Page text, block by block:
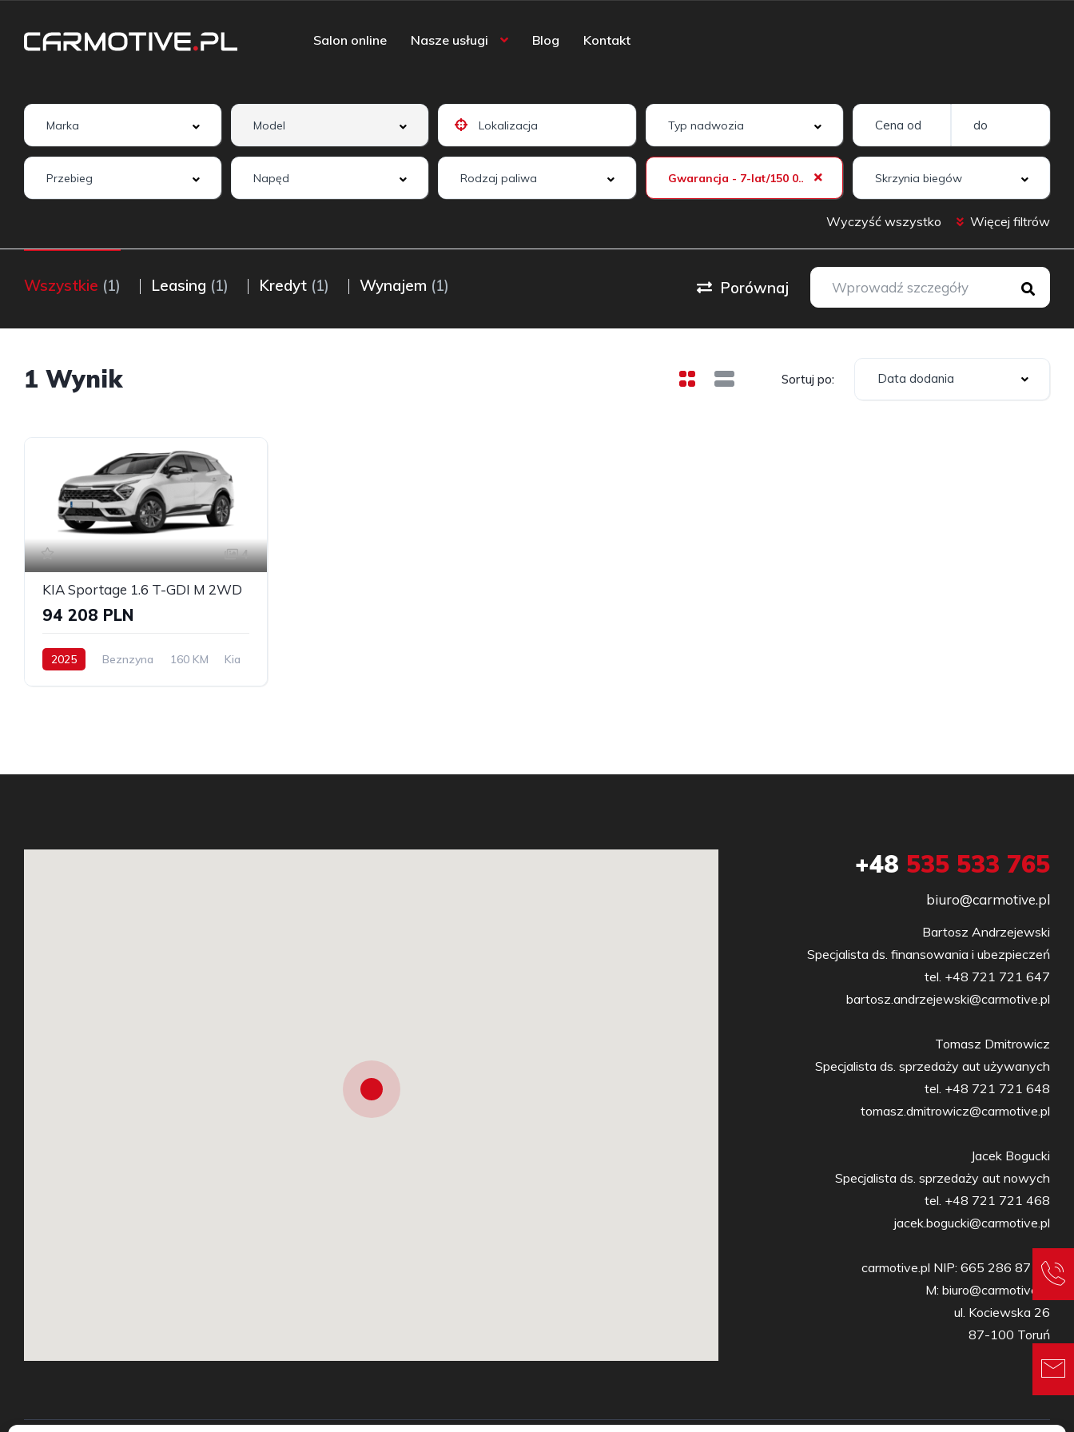
Salon online Nasze usługi Blog Kontakt
Gwarancja - 7-lat/150 000 km
Wyczyść wszystko Więcej filtrów
Wszystkie (1) Leasing (1) Kredyt (1) Wynajem (1) Porównaj
1 Wynik Sortuj po: Data dodania
4
KIA Sportage 1.6 T-GDI M 2WD
94 208 PLN
2025 Beznzyna 160 KM Kia
+48 535 533 765
biuro@carmotive.pl
Bartosz Andrzejewski
Specjalista ds. finansowania i ubezpieczeń
tel. +48 721 721 647
bartosz.andrzejewski@carmotive.pl
Tomasz Dmitrowicz
Specjalista ds. sprzedaży aut używanych
tel. +48 721 721 648
tomasz.dmitrowicz@carmotive.pl
Jacek Bogucki
Specjalista ds. sprzedaży aut nowych
tel. +48 721 721 468
jacek.bogucki@carmotive.pl
carmotive.pl NIP: 665 286 87 27
M: biuro@carmotive.pl
ul. Kociewska 26
87-100 Toruń